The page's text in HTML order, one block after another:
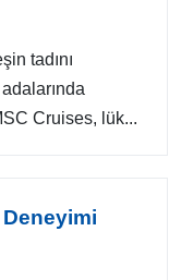
tadını
Cruises, lük...